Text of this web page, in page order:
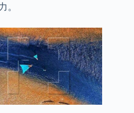
。